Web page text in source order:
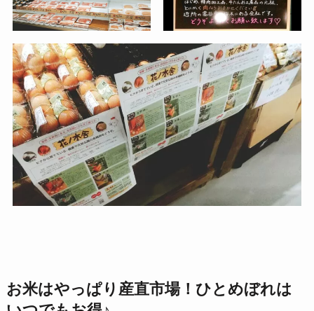
お米はやっぱり産直市場！ひとめぼれは